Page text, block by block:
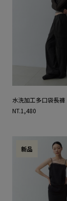
水洗加工多口袋長褲
NT.1,480
新品